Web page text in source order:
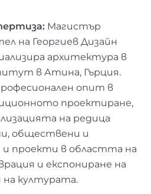
Магистър
на Георгиев Дизайн
архитектура в
в Атина, Гърция.
опит в
проектиране,
на редица
обществени и
проекти в областта на
и експониране на
културата.